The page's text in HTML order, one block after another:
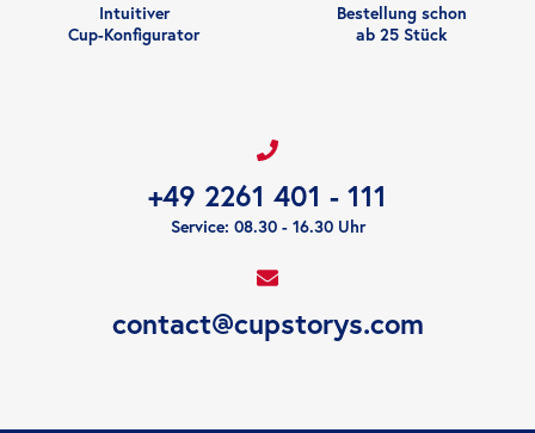
Intuitiver
Cup-Konfigurator
Bestellung schon
ab 25 Stück
+49 2261 401 - 111
Service: 08.30 - 16.30 Uhr
contact@cupstorys.com